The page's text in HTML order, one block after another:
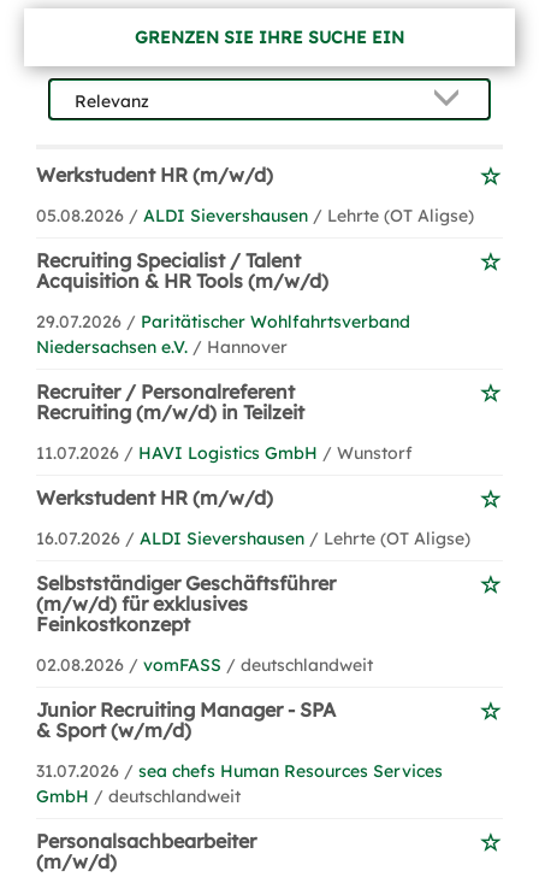
GRENZEN SIE IHRE SUCHE EIN
Werkstudent HR (m/w/d)
05.08.2026 / ALDI Sievershausen / Lehrte (OT Aligse)
Recruiting Specialist / Talent
Acquisition & HR Tools (m/w/d)
29.07.2026 / Paritätischer Wohlfahrtsverband
Niedersachsen e.V. / Hannover
Recruiter / Personalreferent
Recruiting (m/w/d) in Teilzeit
11.07.2026 / HAVI Logistics GmbH / Wunstorf
Werkstudent HR (m/w/d)
16.07.2026 / ALDI Sievershausen / Lehrte (OT Aligse)
Selbstständiger Geschäftsführer
(m/w/d) für exklusives
Feinkostkonzept
02.08.2026 / vomFASS / deutschlandweit
Junior Recruiting Manager - SPA
& Sport (w/m/d)
31.07.2026 / sea chefs Human Resources Services
GmbH / deutschlandweit
Personalsachbearbeiter
(m/w/d)